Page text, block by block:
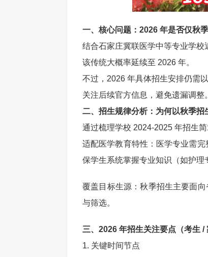
一、核心问题：2026 年是否仅秋
结合石家庄冀联医学中等专业学校
该传统大概率延续至 2026 年。
不过，2026 年具体招生安排仍需
关注后续官方信息，避免遗漏调整。
二、招生规律分析：为何以秋季招
通过梳理学校 2024-2025 年招生
适配医学教育特性：医学专业需完
保学生系统掌握专业知识（如护理
覆盖目标生源：秋季招生主要面
与筛选。
三、2026 年招生关注要点（考生 /
1. 关键时间节点